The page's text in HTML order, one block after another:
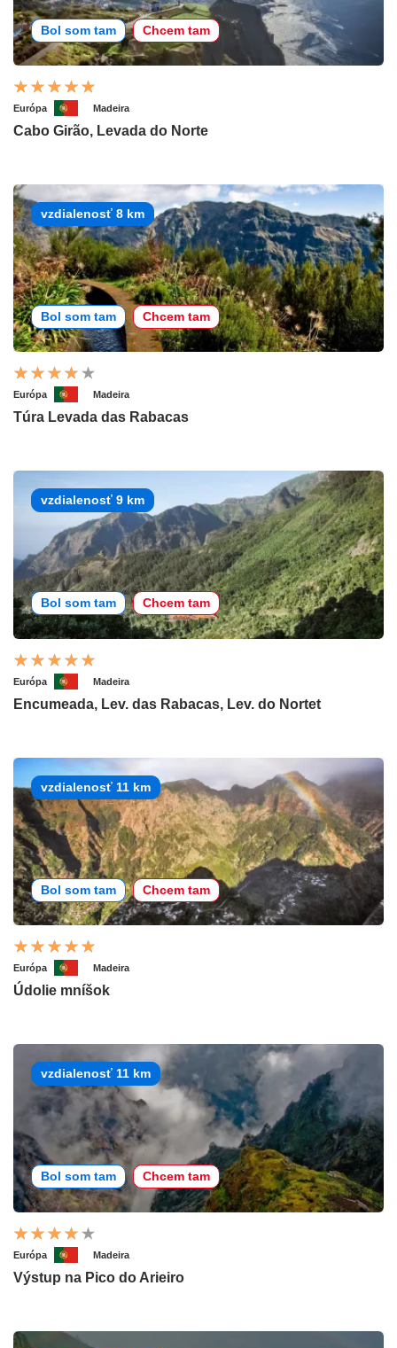
Bol som tam Chcem tam
Európa Madeira
Cabo Girão, Levada do Norte
vzdialenosť 8 km
Bol som tam Chcem tam
Európa Madeira
Túra Levada das Rabacas
vzdialenosť 9 km
Bol som tam Chcem tam
Európa Madeira
Encumeada, Lev. das Rabacas, Lev. do Nortet
vzdialenosť 11 km
Bol som tam Chcem tam
Európa Madeira
Údolie mníšok
vzdialenosť 11 km
Bol som tam Chcem tam
Európa Madeira
Výstup na Pico do Arieiro